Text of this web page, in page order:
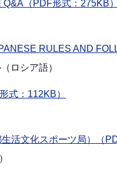
（PDF形式：275KB）
RULES AND
ロシア語）
式：112KB）
活文化スポーツ局）（